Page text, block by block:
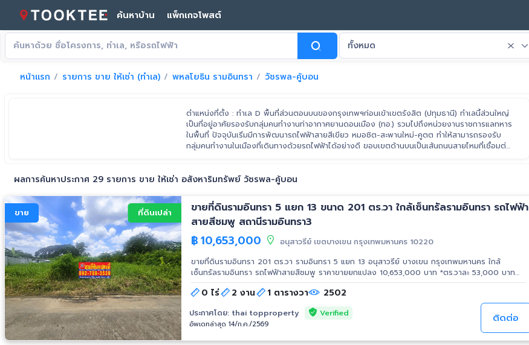
ค้นหาบ้าน แพ็กเกจโพสต์
ทั้งหมด
หน้าแรก รายการ ขาย ให้เช่า (ทำเล) พหลโยธิน รามอินทรา วัชรพล-คู้บอน
ตำแหน่งที่ตั้ง : ทำเล D พื้นที่ส่วนตอนบนของกรุงเทพฯก่อนเข้าเขตรังสิต (ปทุมธานี) ทำเลนี้ส่วนใหญ่
เป็นที่อยู่อาศัยรองรับกลุ่มคนทำงานท่าอากาศยานดอนเมือง (ทอ.) รวมไปถึงหน่วยงานราชการแลทหาร
ในพื้นที่ ปัจจุบันเริ่มมีการพัฒนารถไฟฟ้าสายสีเขียว หมอชิต-สะพานใหม่-คูตต ทำให้สามารถรองรับ
กลุ่มคนทำงานในเมืองที่เดินทางด้วยรถไฟฟ้าได้อย่างดี ขอบเขตด้านบนเป็นเส้นถนนสายไหมที่เชื่อมต่อ
วิภาวดีรังสิต
ผลการค้นหาประกาศ 29 รายการ ขาย ให้เช่า อสังหาริมทรัพย์ วัชรพล-คู้บอน
ขาย ที่ดินเปล่า
ขายที่ดินรามอินทรา 5 แยก 13 ขนาด 201 ตร.วา ใกล้เซ็นทรัลรามอินทรา รถไฟฟ้า
สายสีชมพู สถานีรามอินทรา3
฿10,653,000
อนุสาวรีย์ เขตบางเขน กรุงเทพมหานคร 10220
ขายที่ดินรามอินทรา 201 ตร.วา รามอินทรา 5 แยก 13 อนุสาวรีย์ บางเขน กรุงเทพมหานคร ใกล้
เซ็นทรัลรามอินทรา รถไฟฟ้าสายสีชมพู ราคาขายยกแปลง 10,653,000 บาท *ตร.วาละ 53,000 บาท
ขนาดที่ดิน 201 ตร.วา หน้ากว้างติดถนน 20 m.x ลึก 40 m. *เหมาะสร้างบ้านพักอาศัย ออฟฟิศ
สำนักงาน *โซนสีเหลือง ย.๔-๑๐ สถานที่ใกล้เคียง เซ็นทรัลรามอินทรา, สนามมวยลุมพินี รถไฟฟ้าสาย
สีชมพู สถานีรามอินทรา3 BTS สายสีเขียว สถานีวัดพระศรีมหาธาตุ สวนกีฬารามอินทรา โลตัส หลักสี่
วัดพระศรีมหาธาตุวรมหาวิหาร มหาวิทยาลัยราชภัฎพระนคร มหาวิทยาลัยศรีปทุม, มหาวิทยาลัยเกริก
ศูนย์พัฒนากีฬา กองทัพบก รามอินทรา สนามกอล์ฟกองทัพบก, กรมทหารราบที่ 11 Foodland
0 ไร่ 2 งาน 1 ตารางวา 2502
ประกาศโดย: thai topproperty Verified
อัพเดทล่าสุด 14/ก.ค./2569 ติดต่อ